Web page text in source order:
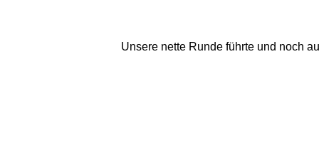
Unsere nette Runde führte und noch